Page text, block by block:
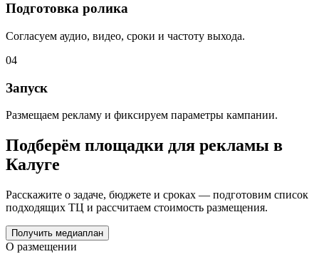
Подготовка ролика
Согласуем аудио, видео, сроки и частоту выхода.
04
Запуск
Размещаем рекламу и фиксируем параметры кампании.
Подберём площадки для рекламы в
Калуге
Расскажите о задаче, бюджете и сроках — подготовим список
подходящих ТЦ и рассчитаем стоимость размещения.
Получить медиаплан
О размещении